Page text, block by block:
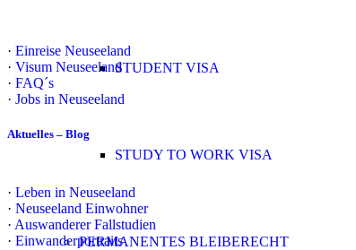
STUDENT VISA
STUDY TO WORK VISA
PERMANENTES BLEIBERECHT
· Einreise Neuseeland
· Visum Neuseeland
· FAQ´s
· Jobs in Neuseeland
Aktuelles – Blog
· Leben in Neuseeland
· Neuseeland Einwohner
· Auswanderer Fallstudien
· Einwanderportraits